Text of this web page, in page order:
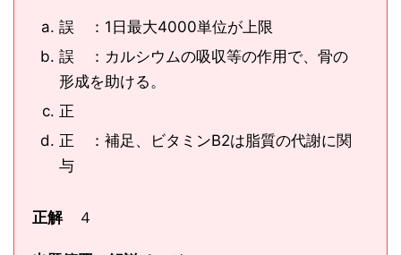
誤 ：1日最大4000単位が上限
誤 ：カルシウムの吸収等の作用で、骨の
形成を助ける。
正
正 ：補足、ビタミンB2は脂質の代謝に関
与
正解４